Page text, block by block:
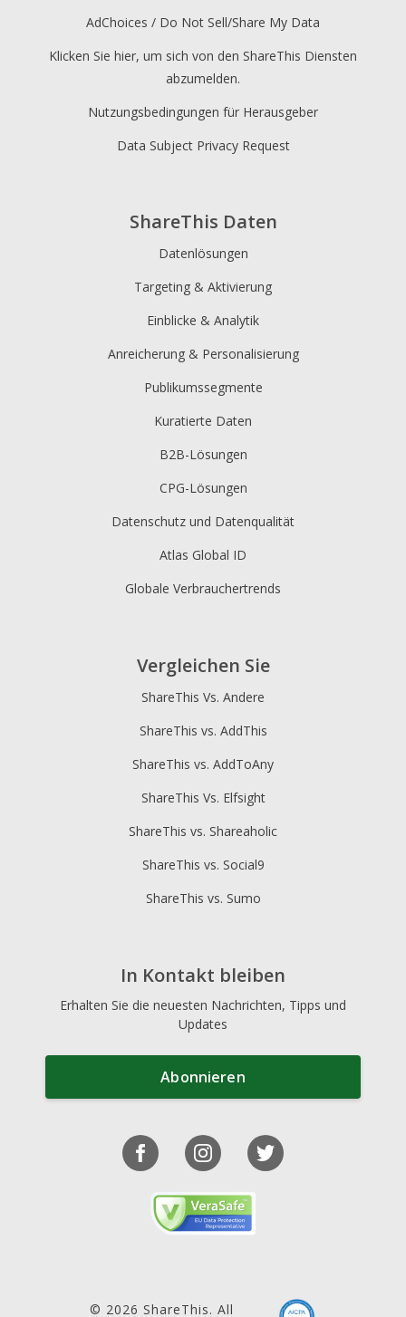
ShareThis Daten
Datenlösungen
Targeting & Aktivierung
Einblicke & Analytik
Anreicherung & Personalisierung
Publikumssegmente
Kuratierte Daten
B2B-Lösungen
CPG-Lösungen
Datenschutz und Datenqualität
Atlas Global ID
Globale Verbrauchertrends
AdChoices / Do Not Sell/Share My Data
Klicken Sie hier, um sich von den ShareThis Diensten
abzumelden.
Nutzungsbedingungen für Herausgeber
Data Subject Privacy Request
Vergleichen Sie
ShareThis Vs. Andere
ShareThis vs. AddThis
ShareThis vs. AddToAny
ShareThis Vs. Elfsight
ShareThis vs. Shareaholic
ShareThis vs. Social9
ShareThis vs. Sumo
In Kontakt bleiben
Erhalten Sie die neuesten Nachrichten, Tipps und
Updates
Abonnieren
© 2026 ShareThis. All